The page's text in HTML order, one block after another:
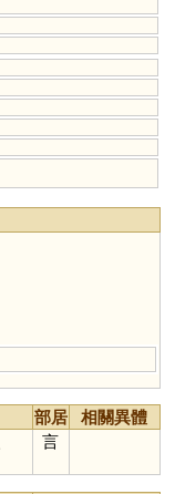
部居
相關異體
言